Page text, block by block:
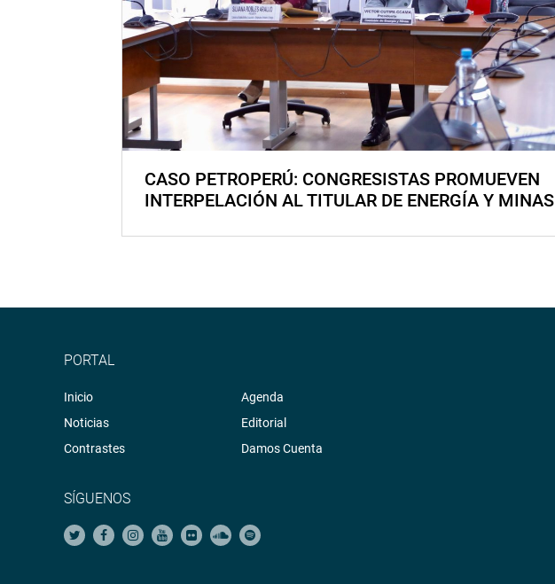
CASO PETROPERÚ: CONGRESISTAS PROMUEVEN
INTERPELACIÓN AL TITULAR DE ENERGÍA Y MINAS
PORTAL
Inicio
Noticias
Contrastes
Agenda
Editorial
Damos Cuenta
SÍGUENOS